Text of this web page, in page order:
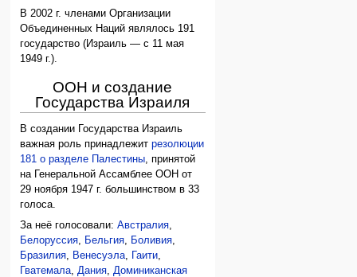
В 2002 г. членами Организации
Объединенных Наций являлось 191
государство (Израиль — с 11 мая
1949 г.).
ООН и создание
Государства Израиля
В создании Государства Израиль
важная роль принадлежитрезолюции
181 о разделе Палестины, принятой
на Генеральной Ассамблее ООН от
29 ноября 1947 г. большинством в 33
голоса.
За неё голосовали:Австралия
Белоруссия
Бельгия Боливия
Бразилия
Венесуэла Гаити
Гватемала
Дания
Доминиканская